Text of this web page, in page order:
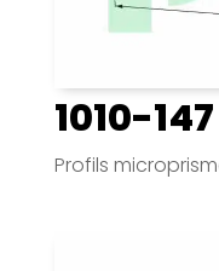
1010-147
Profils